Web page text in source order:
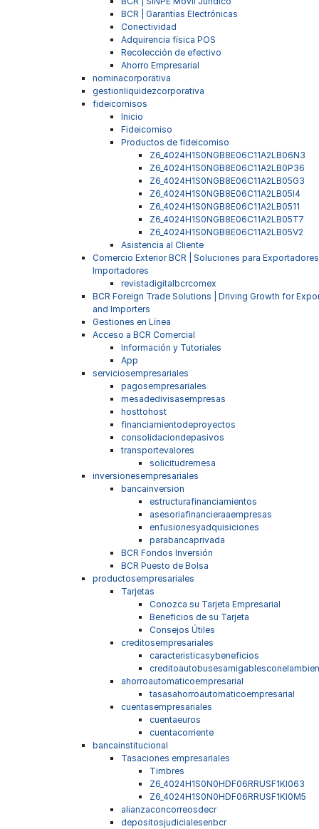
BCR | Garantías Electrónicas
Conectividad
Adquirencia física POS
Recolección de efectivo
Ahorro Empresarial
nominacorporativa
gestionliquidezcorporativa
fideicomisos
Inicio
Fideicomiso
Productos de fideicomiso
Z6_4024H1S0NGB8E06C11A2LB06N3
Z6_4024H1S0NGB8E06C11A2LB0P36
Z6_4024H1S0NGB8E06C11A2LB05G3
Z6_4024H1S0NGB8E06C11A2LB05I4
Z6_4024H1S0NGB8E06C11A2LB0511
Z6_4024H1S0NGB8E06C11A2LB05T7
Z6_4024H1S0NGB8E06C11A2LB05V2
Asistencia al Cliente
Comercio Exterior BCR | Soluciones para
Importadores
revistadigitalbcrcomex
BCR Foreign Trade Solutions | Driving Growth for
and Importers
Gestiones en Línea
Acceso a BCR Comercial
Información y Tutoriales
App
serviciosempresariales
pagosempresariales
mesadedivisasempresas
hosttohost
financiamientodeproyectos
consolidaciondepasivos
transportevalores
solicitudremesa
inversionesempresariales
bancainversion
estructurafinanciamientos
asesoriafinancieraaempresas
enfusionesyadquisiciones
parabancaprivada
BCR Fondos Inversión
BCR Puesto de Bolsa
productosempresariales
Tarjetas
Conozca su Tarjeta Empresarial
Beneficios de su Tarjeta
Consejos Útiles
creditosempresariales
caracteristicasybeneficios
ahorroautomaticoempresarial
tasasahorroautomaticoempresarial
cuentasempresariales
cuentaeuros
cuentacorriente
bancainstitucional
Tasaciones empresariales
Timbres
Z6_4024H1S0N0HDF06RRUSF1KI063
Z6_4024H1S0N0HDF06RRUSF1KI0M5
alianzaconcorreosdecr
depositosjudicialesenbcr